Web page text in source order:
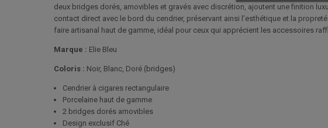
deux bridges dorés, amovibles et gravés avec discrétion, ajoutent une finition
contact direct avec le bord du cendrier, préservant ainsi l’esthétique et la
faire artisanal haut de gamme, idéal pour ceux qui apprécient les accessoires
Marque : Elie Bleu
Coloris : Noir, Blanc, Doré (bridges)
Cendrier à cigares rectangulaire
Porcelaine haut de gamme
2 bridges dorés amovibles
Design exclusif Ché